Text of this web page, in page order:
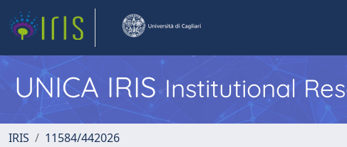
UNICA IRISInstitutional
IRIS 11584/442026